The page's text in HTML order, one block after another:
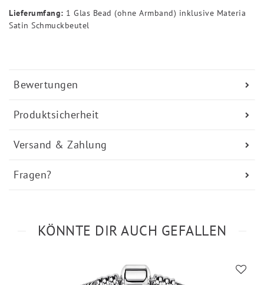
Bewertungen
Produktsicherheit
Versand & Zahlung
Fragen?
Lieferumfang: 1 Glas Bead (ohne Armband) inklusive Materia
Satin Schmuckbeutel
KÖNNTE DIR AUCH GEFALLEN